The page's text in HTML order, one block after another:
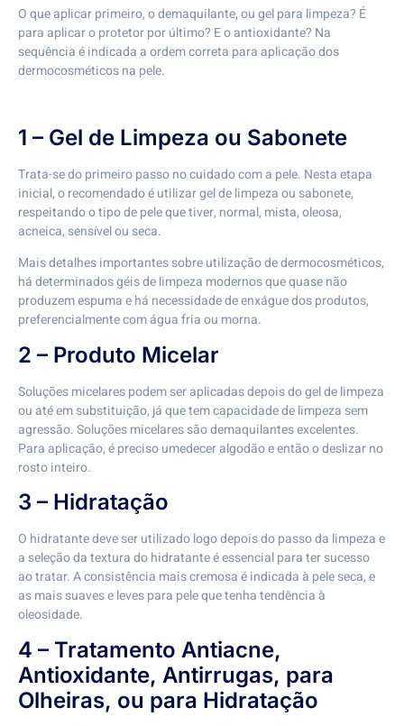
O que aplicar primeiro, o demaquilante, ou gel para limpeza? É
para aplicar o protetor por último? E o antioxidante? Na
sequência é indicada a ordem correta para aplicação dos
dermocosméticos na pele.
1 – Gel de Limpeza ou Sabonete
Trata-se do primeiro passo no cuidado com a pele. Nesta etapa
inicial, o recomendado é utilizar gel de limpeza ou sabonete,
respeitando o tipo de pele que tiver, normal, mista, oleosa,
acneica, sensível ou seca.
Mais detalhes importantes sobre utilização de dermocosméticos,
há determinados géis de limpeza modernos que quase não
produzem espuma e há necessidade de enxágue dos produtos,
preferencialmente com água fria ou morna.
2 – Produto Micelar
Soluções micelares podem ser aplicadas depois do gel de limpeza
ou até em substituição, já que tem capacidade de limpeza sem
agressão. Soluções micelares são demaquilantes excelentes.
Para aplicação, é preciso umedecer algodão e então o deslizar no
rosto inteiro.
3 – Hidratação
O hidratante deve ser utilizado logo depois do passo da limpeza e
a seleção da textura do hidratante é essencial para ter sucesso
ao tratar. A consistência mais cremosa é indicada à pele seca, e
as mais suaves e leves para pele que tenha tendência à
oleosidade.
4 – Tratamento Antiacne,
Antioxidante, Antirrugas, para
Olheiras, ou para Hidratação